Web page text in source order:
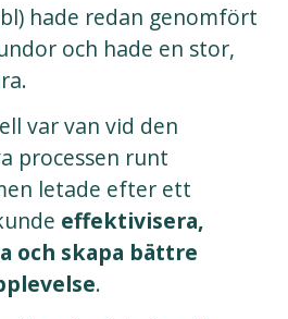
hade redan genomfört
och hade en stor,
var van vid den
processen runt
letade efter ett
effektivisera,
och skapa bättre
.